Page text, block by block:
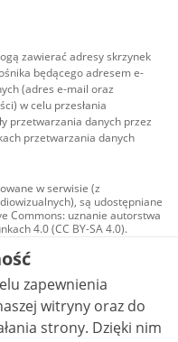
zawierać adresy skrzynek
będącego adresem e-
(adres e-mail oraz
w celu przesłania
przetwarzania danych przez
przetwarzania danych
w serwisie (z
są udostępniane
Commons: uznanie autorstwa
4.0 (CC BY-SA 4.0).
w tym zdjęcia, materiały
na licencji typu
autorstwa użycie
zależnych 4.0 (CC BY-
to stwierdzone inaczej.
zapewnienia
witryny oraz do
Dzięki nim